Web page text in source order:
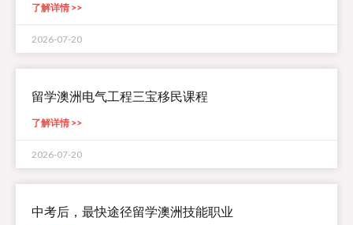
了解详情 >>
2026-07-20
留学澳洲电气工程三宝移民课程
了解详情 >>
2026-07-20
中考后，最快途径留学澳洲技能职业